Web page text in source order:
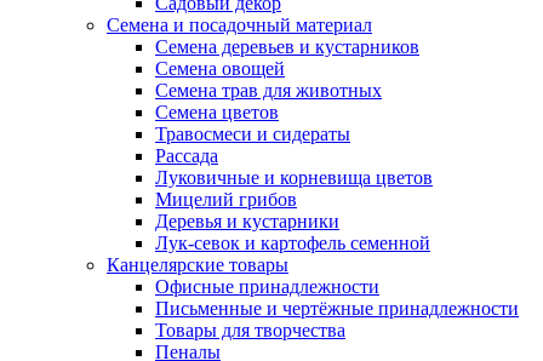
Семена и посадочный материал
Семена деревьев и кустарников
Семена овощей
Семена трав для животных
Семена цветов
Травосмеси и сидераты
Рассада
Луковичные и корневища цветов
Мицелий грибов
Деревья и кустарники
Лук-севок и картофель семенной
Канцелярские товары
Офисные принадлежности
Письменные и чертёжные принадлежности
Товары для творчества
Пеналы